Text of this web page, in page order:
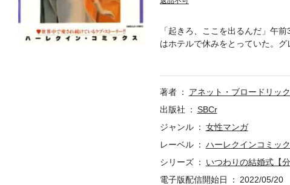
「起きろ、ここを出るんだ」午
はホテルで休みをとっていた。
はもう何度目になるだろう。彼
著者 アネット・ブロードリック
出版社
SBCr
ジャンル
女性マンガ
レーベル
ハーレクインコミッ
シリーズ
いつわりの結婚式【分
電子版配信開始日
2022/05/20